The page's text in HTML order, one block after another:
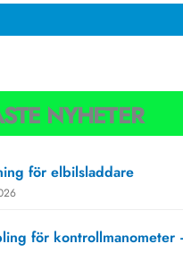
NYHETER
för elbilsladdare
för kontrollmanometer